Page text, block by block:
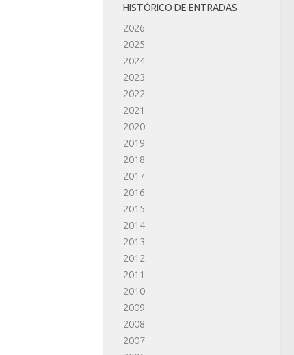
HISTÓRICO DE ENTRADAS
2026
2025
2024
2023
2022
2021
2020
2019
2018
2017
2016
2015
2014
2013
2012
2011
2010
2009
2008
2007